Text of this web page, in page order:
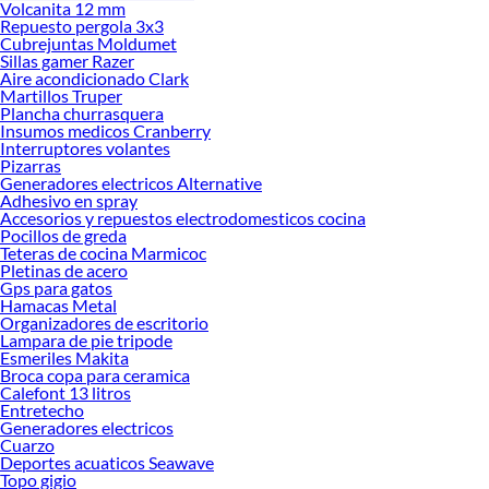
altamente popular, ya que su consistencia espesa permite una mejor adherencia
en superficies verticales o inclinadas, como puertas y paredes, sin gotear y
prolongando el tiempo de acción del producto para un decapado más efectivo.
Además, existen formatos en spray o discos abrasivos que se acoplan a
herramientas eléctricas, ofreciendo soluciones para áreas de difícil acceso o
para trabajos en metales donde también se necesita remover óxido.
El uso de unremovedor de pintura
estado original de diversos materiales. En madera, permite exponer la veta
natural de muebles, marcos o pisos, siendo un paso esencial en la restauración
de piezas antiguas. En metales, es muy eficaz para quitar anticorrosivos y óxido
junto con la pintura, dejando el material listo para una nueva capa protectora. Es
importante destacar que el producto actúa sobre el revestimiento de pintura y
no sobre el material base, aunque siempre se recomienda seguir las
instrucciones del fabricante, especialmente en superficies delicadas como
algunos plásticos o fibra de vidrio.
La aplicación del decapante de pintura es un proceso sencillo, pero que requiere
de una cuidadosa atención a las medidas de seguridad. Una vez que se aplica una
capa generosa y uniforme sobre la pintura, generalmente con una brocha, debe
dejarse actuar el tiempo indicado en el envase; este lapso permite que el
producto penetre y ablande la pintura hasta que esta se levanta o ampolla.
Posteriormente, la pintura desprendida se retira fácilmente con una espátula o
Volcanita 12 mm
Repuesto pergola 3x3
Cubrejuntas Moldumet
Sillas gamer Razer
Aire acondicionado Clark
Martillos Truper
Plancha churrasquera
Insumos medicos Cranberry
Interruptores volantes
Pizarras
Generadores electricos Alternative
Adhesivo en spray
Accesorios y repuestos electrodomesticos cocina
Pocillos de greda
Teteras de cocina Marmicoc
Pletinas de acero
Gps para gatos
Hamacas Metal
Organizadores de escritorio
Lampara de pie tripode
Esmeriles Makita
Broca copa para ceramica
Calefont 13 litros
Entretecho
Generadores electricos
Cuarzo
Deportes acuaticos Seawave
Topo gigio